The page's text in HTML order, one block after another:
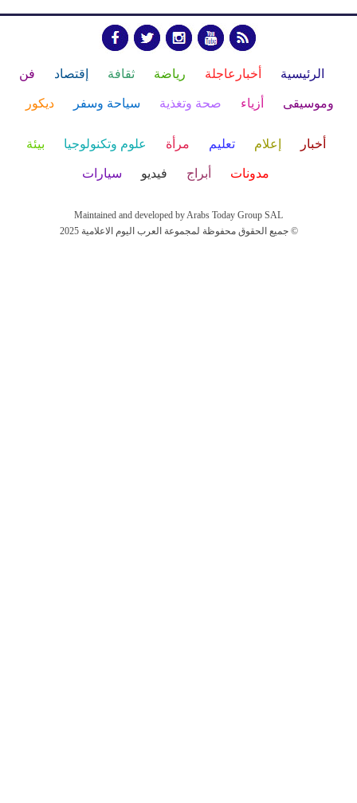
الرئيسية أخبارعاجلة رياضة ثقافة إقتصاد فن
وموسيقى أزياء صحة وتغذية سياحة وسفر ديكور
أخبار إعلام تعليم مرأة علوم وتكنولوجيا بيئة
مدونات أبراج فيديو سيارات
Maintained and developed by Arabs Today Group SAL
جميع الحقوق محفوظة لمجموعة العرب اليوم الاعلامية 2025 ©